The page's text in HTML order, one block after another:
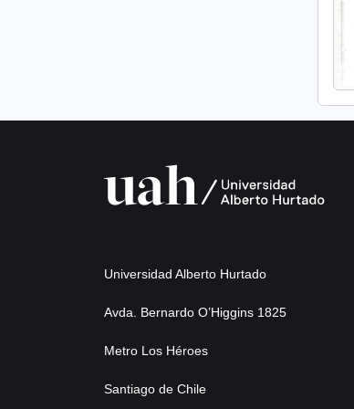
Universidad Alberto Hurtado
Avda. Bernardo O’Higgins 1825
Metro Los Héroes
Santiago de Chile